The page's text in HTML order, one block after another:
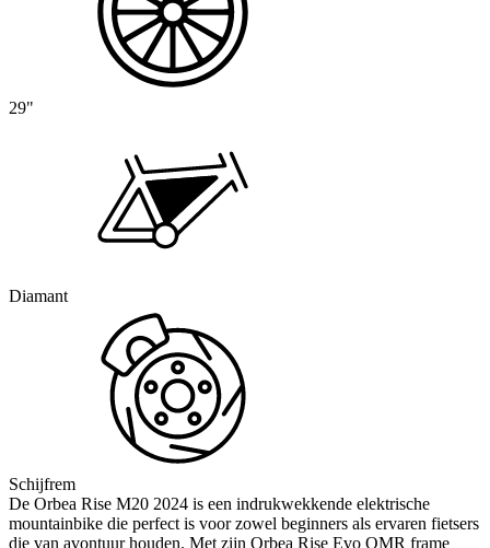
29"
Diamant
Schijfrem
De Orbea Rise M20 2024 is een indrukwekkende elektrische
mountainbike die perfect is voor zowel beginners als ervaren fietsers
die van avontuur houden. Met zijn Orbea Rise Evo OMR frame